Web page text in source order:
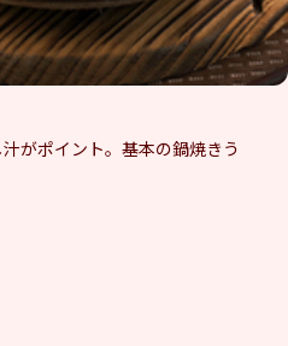
がポイント。基本の鍋焼きう